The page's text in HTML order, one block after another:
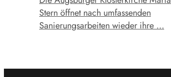
Stern öffnet nach umfassenden
Sanierungsarbeiten wieder ihre …